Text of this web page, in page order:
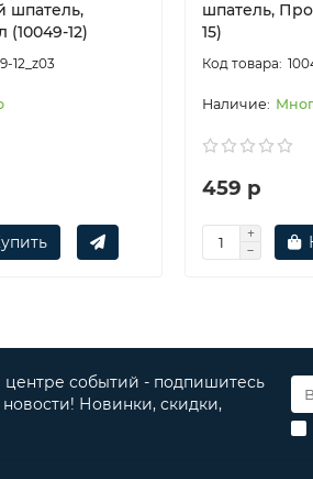
шпатель,
12)
12_z03
шпатель,
15)
459 р
центре событий - подпишитесь
Новинки, скидки,